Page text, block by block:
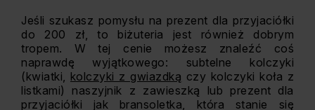
Jeśli szukasz pomysłu na prezent dla przyjaciółki
do 200 zł, to biżuteria jest również dobrym
tropem. W tej cenie możesz znaleźć coś
naprawdę wyjątkowego: subtelne kolczyki
(kwiatki, kolczyki z gwiazdką czy kolczyki koła z
listkami) naszyjnik z zawieszką lub prezent dla
przyjaciółki jak bransoletka, która stanie się